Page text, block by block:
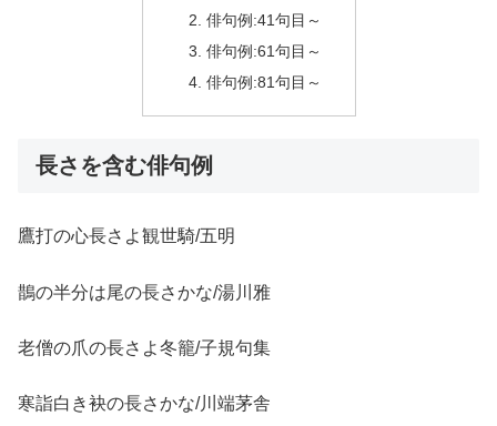
俳句例:41句目～
俳句例:61句目～
俳句例:81句目～
長さを含む俳句例
鷹打の心長さよ観世騎/五明
鵲の半分は尾の長さかな/湯川雅
老僧の爪の長さよ冬籠/子規句集
寒詣白き袂の長さかな/川端茅舎